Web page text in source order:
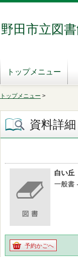
野田市立図
トップメニュー
トップメニュー >
資料詳細
白い丘
一般書
予約かごへ